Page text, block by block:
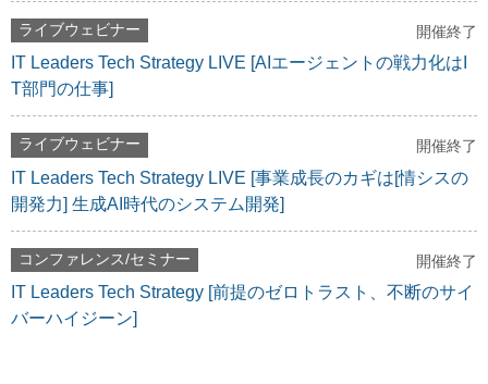
ライブウェビナー 開催終了
IT Leaders Tech Strategy LIVE [AIエージェントの戦力化はI
T部門の仕事]
ライブウェビナー 開催終了
IT Leaders Tech Strategy LIVE [事業成長のカギは[情シスの
開発力] 生成AI時代のシステム開発]
コンファレンス/セミナー 開催終了
IT Leaders Tech Strategy [前提のゼロトラスト、不断のサイ
バーハイジーン]